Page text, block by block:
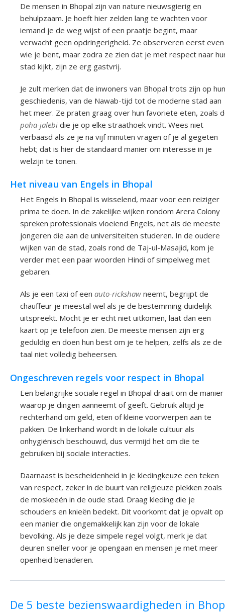
De mensen in Bhopal zijn van nature nieuwsgierig en
behulpzaam. Je hoeft hier zelden lang te wachten voor
iemand je de weg wijst of een praatje begint, maar
verwacht geen opdringerigheid. Ze observeren eerst even
wie je bent, maar zodra ze zien dat je met respect naar
stad kijkt, zijn ze erg gastvrij.
Je zult merken dat de inwoners van Bhopal trots zijn op hun
geschiedenis, van de Nawab-tijd tot de moderne stad aan
het meer. Ze praten graag over hun favoriete eten, zoals
poha-jalebi die je op elke straathoek vindt. Wees niet
verbaasd als ze je na vijf minuten vragen of je al gegeten
hebt; dat is hier de standaard manier om interesse in je
welzijn te tonen.
Het niveau van Engels in Bhopal
Het Engels in Bhopal is wisselend, maar voor een reiziger
prima te doen. In de zakelijke wijken rondom Arera Colony
spreken professionals vloeiend Engels, net als de meeste
jongeren die aan de universiteiten studeren. In de oudere
wijken van de stad, zoals rond de Taj-ul-Masajid, kom je
verder met een paar woorden Hindi of simpelweg met
gebaren.
Als je een taxi of een auto-rickshaw neemt, begrijpt de
chauffeur je meestal wel als je de bestemming duidelijk
uitspreekt. Mocht je er echt niet uitkomen, laat dan een
kaart op je telefoon zien. De meeste mensen zijn erg
geduldig en doen hun best om je te helpen, zelfs als ze de
taal niet volledig beheersen.
Ongeschreven regels voor respect in Bhopal
Een belangrijke sociale regel in Bhopal draait om de manier
waarop je dingen aanneemt of geeft. Gebruik altijd je
rechterhand om geld, eten of kleine voorwerpen aan te
pakken. De linkerhand wordt in de lokale cultuur als
onhygiënisch beschouwd, dus vermijd het om die te
gebruiken bij sociale interacties.
Daarnaast is bescheidenheid in je kledingkeuze een teken
van respect, zeker in de buurt van religieuze plekken zoals
de moskeeën in de oude stad. Draag kleding die je
schouders en knieën bedekt. Dit voorkomt dat je opvalt op
een manier die ongemakkelijk kan zijn voor de lokale
bevolking. Als je deze simpele regel volgt, merk je dat
deuren sneller voor je opengaan en mensen je met meer
openheid benaderen.
De 5 beste bezienswaardigheden in